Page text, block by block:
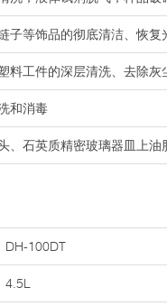
子等饰品的彻底清洁、恢复
料工件的深层清洗、去除灰
和消毒
、石英质精密玻璃器皿上油
DH-100DT
4.5L